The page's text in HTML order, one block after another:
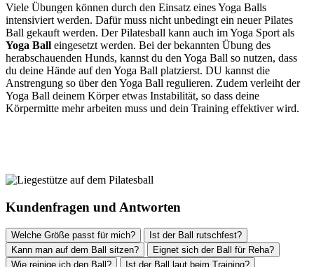
Viele Übungen können durch den Einsatz eines Yoga Balls
intensiviert werden. Dafür muss nicht unbedingt ein neuer Pilates
Ball gekauft werden. Der Pilatesball kann auch im Yoga Sport als
Yoga Ball eingesetzt werden. Bei der bekannten Übung des
herabschauenden Hunds, kannst du den Yoga Ball so nutzen, dass
du deine Hände auf den Yoga Ball platzierst. DU kannst die
Anstrengung so über den Yoga Ball regulieren. Zudem verleiht der
Yoga Ball deinem Körper etwas Instabilität, so dass deine
Körpermitte mehr arbeiten muss und dein Training effektiver wird.
Kundenfragen und Antworten
Welche Größe passt für mich?
Ist der Ball rutschfest?
Kann man auf dem Ball sitzen?
Eignet sich der Ball für Reha?
Wie reinige ich den Ball?
Ist der Ball laut beim Training?